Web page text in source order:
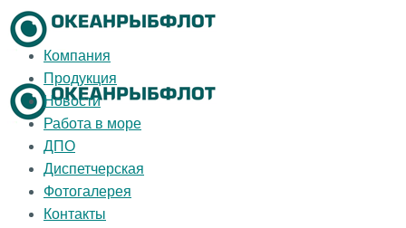
Компания
Продукция
Новости
Работа в море
ДПО
Диспетчерская
Фотогалерея
Контакты